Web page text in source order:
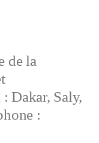
de la
Dakar, Saly,
: